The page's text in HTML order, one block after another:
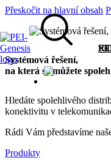
Přeskočit na hlavní obsah
Systémová řešení,
na která semůžete
Hledáte spolehlivého
konektivitu v
Rádi Vám představíme
Produkty